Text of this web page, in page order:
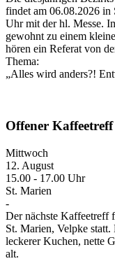
findet am 06.08.2026
Uhr mit der hl. Messe.
gewohnt zu einem
hören ein Referat von
Thema:
„Alles wird anders?!
Offener Kaffeetreff
Mittwoch
12. August
15.00 - 17.00 Uhr
St. Marien
-
Der nächste Kaffeetreff
St. Marien, Velpke
leckerer Kuchen, nette
alt.